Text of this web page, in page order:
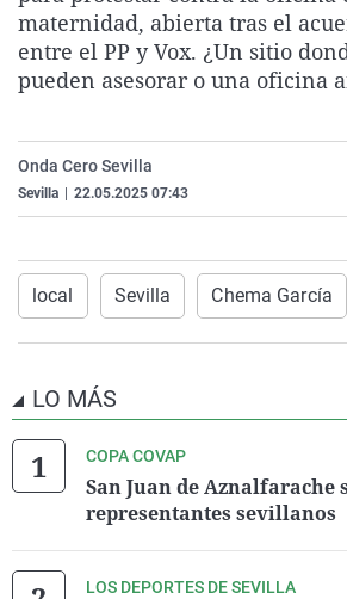
maternidad, abierta tras el
entre el PP y Vox. ¿Un sitio
pueden asesorar o una oficina
Onda Cero Sevilla
Sevilla 22.05.2025 07:43
local Sevilla Chema García
LO MÁS
COPA COVAP
San Juan de Aznalfarache
representantes sevillanos
LOS DEPORTES DE SEVILLA